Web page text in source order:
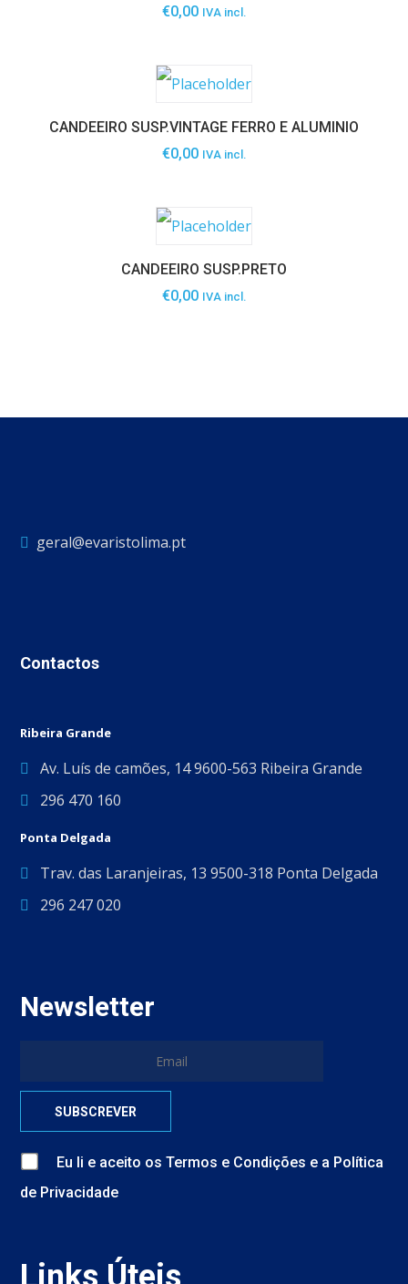
€0,00 IVA incl.
CANDEEIRO SUSP.VINTAGE FERRO E ALUMINIO
€0,00 IVA incl.
CANDEEIRO SUSP.PRETO
€0,00 IVA incl.
geral@evaristolima.pt
Contactos
Ribeira Grande
Av. Luís de camões, 14 9600-563 Ribeira Grande
296 470 160
Ponta Delgada
Trav. das Laranjeiras, 13 9500-318 Ponta Delgada
296 247 020
Newsletter
Eu li e aceito osTermos e Condições e a Política
de Privacidade